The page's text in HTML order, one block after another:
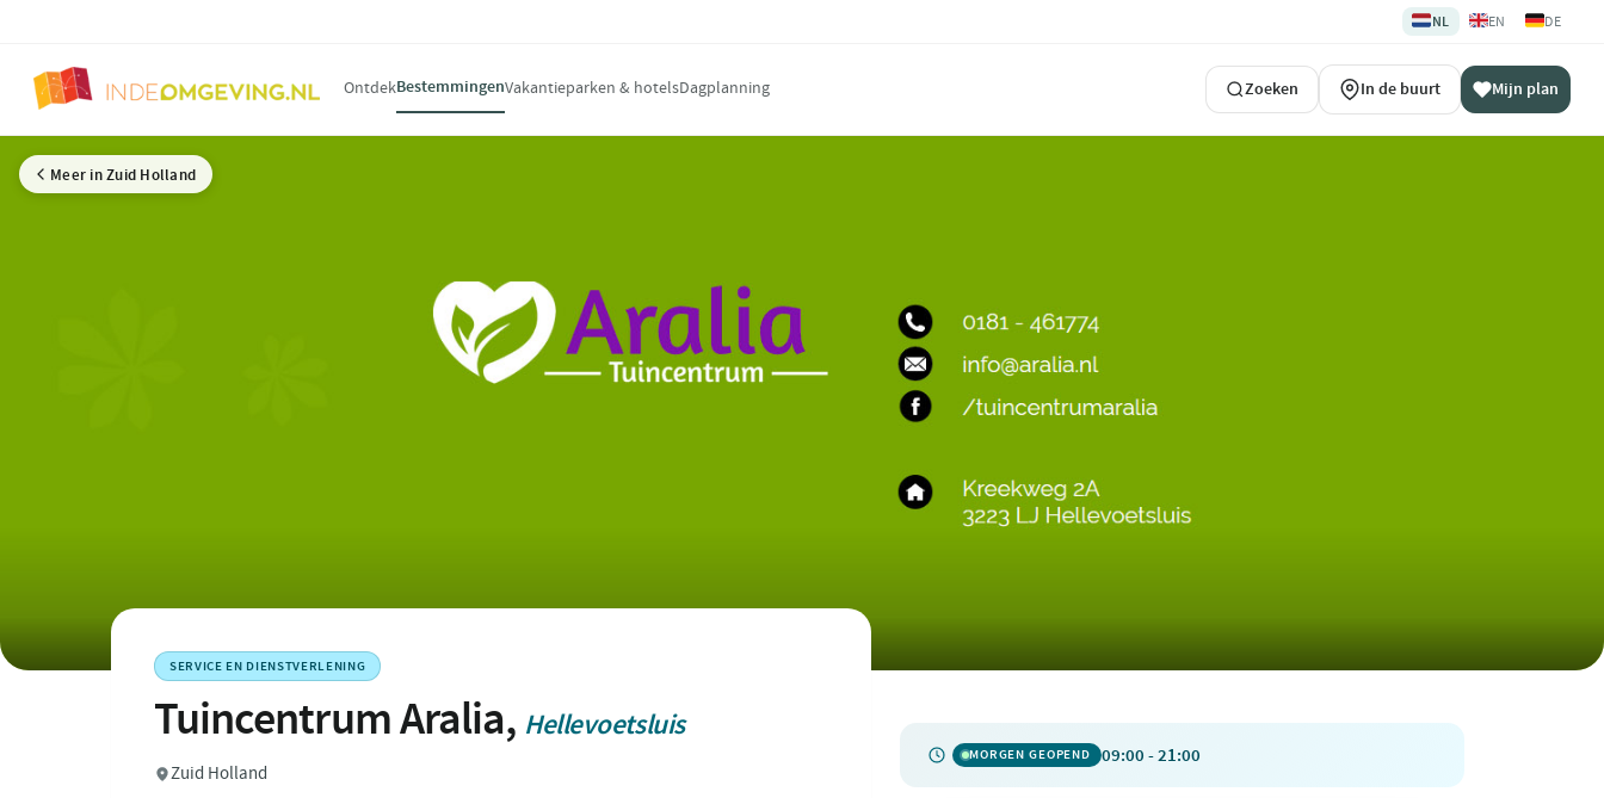
🇳🇱NL 🇬🇧EN 🇩🇪DE
OntdekBestemmingenVakantieparken & hotelsDagplanning Zoeken In de buurt Mijn plan
Meer in Zuid Holland
SERVICE EN DIENSTVERLENING
Tuincentrum Aralia, Hellevoetsluis
Zuid Holland
MORGEN GEOPEND 09:00 - 21:00